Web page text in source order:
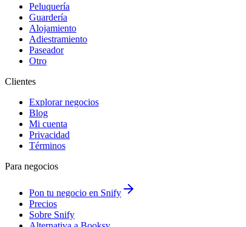
Peluquería
Guardería
Alojamiento
Adiestramiento
Paseador
Otro
Clientes
Explorar negocios
Blog
Mi cuenta
Privacidad
Términos
Para negocios
Pon tu negocio en Snify
Precios
Sobre Snify